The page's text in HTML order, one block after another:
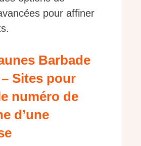
pour affiner
Barbade
Sites pour
numéro de
d’une